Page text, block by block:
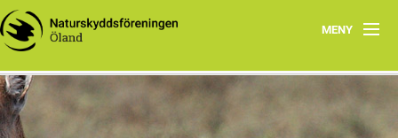
MENY
Hem
Om ÖN